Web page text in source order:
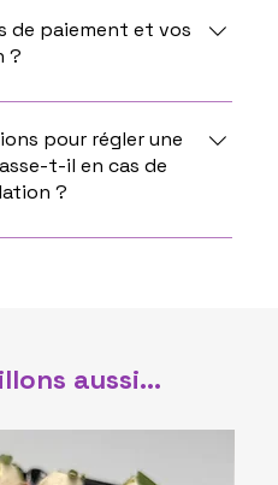
de paiement et vos
?
fait directement sur le
Aucune annulation
force majeure.
pour régler une
t-il en cas de
?
paiement est à payer
du paiement sera
aussi...